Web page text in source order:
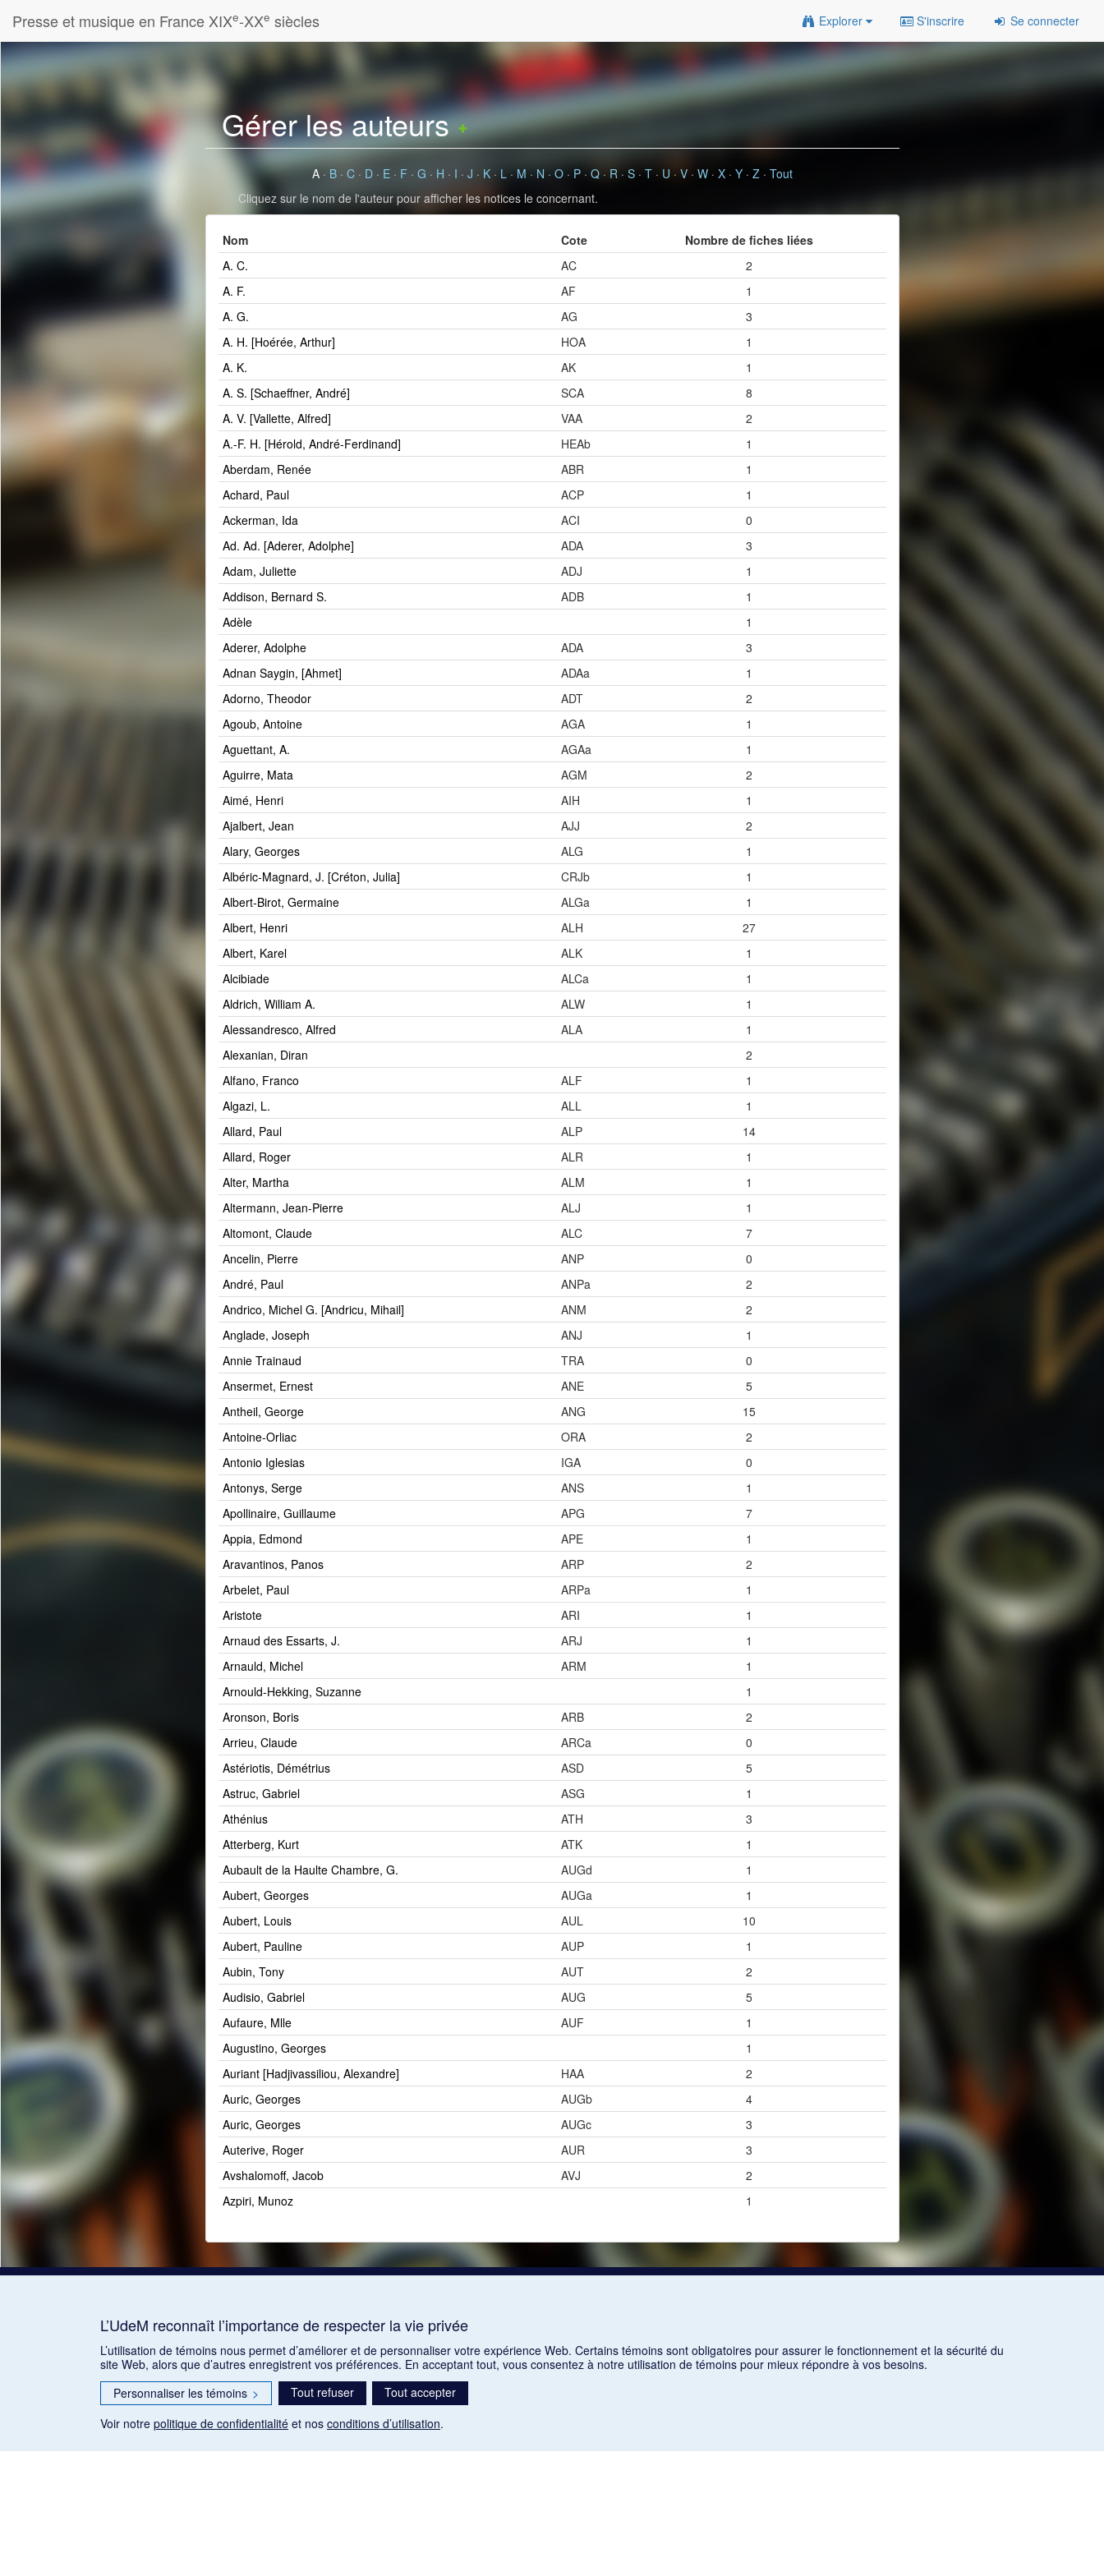
Presse et musique en France XIXe-XXe siècles Explorer S'inscrire Se connecter
Gérer les auteurs
A· B· C· D· E· F · G · H · I · J · K· L· M · N · O· P· Q· R· S· T· U · V· W· X· Y· Z· Tout
Cliquez sur le nom de l'auteur pour afficher les notices le concernant.
Nom Cote
Nombre de fiches liées
A. C.
AC
2
A. F.
AF
1
A. G.
AG
3
A. H. [Hoérée, Arthur]
HOA
1
A. K.
AK
1
A. S. [Schaeffner, André]
SCA
8
A. V. [Vallette, Alfred]
VAA
2
A.-F. H. [Hérold, André-Ferdinand]
HEAb
1
Aberdam, Renée
ABR
1
Achard, Paul
ACP
1
Ackerman, Ida
ACI
0
Ad. Ad. [Aderer, Adolphe]
ADA
3
Adam, Juliette
ADJ
1
Addison, Bernard S.
ADB
1
Adèle
1
Aderer, Adolphe
ADA
3
Adnan Saygin, [Ahmet]
ADAa
1
Adorno, Theodor
ADT
2
Agoub, Antoine
AGA
1
Aguettant, A.
AGAa
1
Aguirre, Mata
AGM
2
Aimé, Henri
AIH
1
Ajalbert, Jean
AJJ
2
Alary, Georges
ALG
1
Albéric-Magnard, J. [Créton, Julia]
CRJb
1
Albert-Birot, Germaine
ALGa
1
Albert, Henri
ALH
27
Albert, Karel
ALK
1
Alcibiade
ALCa
1
Aldrich, William A.
ALW
1
Alessandresco, Alfred
ALA
1
Alexanian, Diran
2
Alfano, Franco
ALF
1
Algazi, L.
ALL
1
Allard, Paul
ALP
14
Allard, Roger
ALR
1
Alter, Martha
ALM
1
Altermann, Jean-Pierre
ALJ
1
Altomont, Claude
ALC
7
Ancelin, Pierre
ANP
0
André, Paul
ANPa
2
Andrico, Michel G. [Andricu, Mihail]
ANM
2
Anglade, Joseph
ANJ
1
Annie Trainaud
TRA
0
Ansermet, Ernest
ANE
5
Antheil, George
ANG
15
Antoine-Orliac
ORA
2
Antonio Iglesias
IGA
0
Antonys, Serge
ANS
1
Apollinaire, Guillaume
APG
7
Appia, Edmond
APE
1
Aravantinos, Panos
ARP
2
Arbelet, Paul
ARPa
1
Aristote
ARI
1
Arnaud des Essarts, J.
ARJ
1
Arnauld, Michel
ARM
1
Arnould-Hekking, Suzanne
1
Aronson, Boris
ARB
2
Arrieu, Claude
ARCa
0
Astériotis, Démétrius
ASD
5
Astruc, Gabriel
ASG
1
Athénius
ATH
3
Atterberg, Kurt
ATK
1
Aubault de la Haulte Chambre, G.
AUGd
1
Aubert, Georges
AUGa
1
Aubert, Louis
AUL
10
Aubert, Pauline
AUP
1
Aubin, Tony
AUT
2
Audisio, Gabriel
AUG
5
Aufaure, Mlle
AUF
1
Augustino, Georges
1
Auriant [Hadjivassiliou, Alexandre]
HAA
2
Auric, Georges
AUGb
4
Auric, Georges
AUGc
3
Auterive, Roger
AUR
3
Avshalomoff, Jacob
AVJ
2
Azpiri, Munoz
1
L’UdeM reconnaît l’importance de respecter la vie privée
L’utilisation de témoins nous permet d’améliorer et de personnaliser votre expérience Web. Certains témoins sont obligatoires pour assurer le fonctionnement et la sécurité du
site Web, alors que d’autres enregistrent vos préférences. En acceptant tout, vous consentez à notre utilisation de témoins pour mieux répondre à vos besoins.
Personnaliser les témoins > Tout refuser
Tout accepter
Voir notre politique de confidentialité et nos conditions d’utilisation.